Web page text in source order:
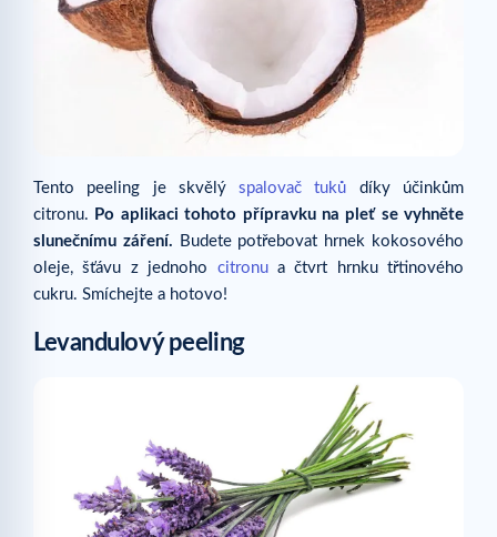
Tento peeling je skvělýspalovač tuků díky účinkům
citronu. Po aplikaci tohoto přípravku na pleť se vyhněte
slunečnímu záření. Budete potřebovat hrnek kokosového
oleje, šťávu z jednoho citronua čtvrt hrnku třtinového
cukru. Smíchejte a hotovo!
Levandulový peeling